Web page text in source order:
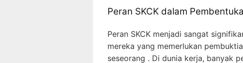
Peran SKCK dalam
Peran SKCK menjadi sangat
mereka yang memerlukan
seseorang . Di dunia kerja, banyak